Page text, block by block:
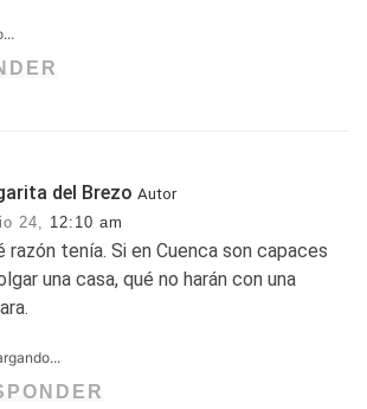
del Brezo Autor
24,
12:10 am
razón tenía. Si en Cuenca son capaces
una casa, qué no harán con una